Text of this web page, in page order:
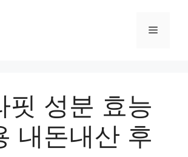
메
핏 성분 효능
내돈내산 후